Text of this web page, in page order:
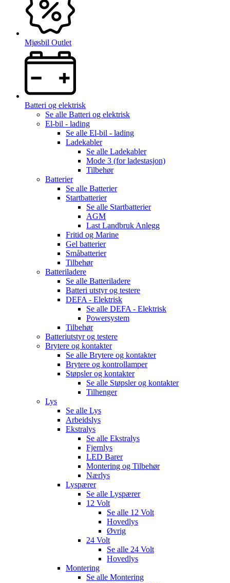
Mjøsbil Outlet
Batteri og elektrisk
Se alle Batteri og elektrisk
El-bil - lading
Se alle El-bil - lading
Ladekabler
Se alle Ladekabler
Mode 3 (for ladestasjon)
Tilbehør
Batterier
Se alle Batterier
Startbatterier
Se alle Startbatterier
AGM
Last Landbruk Anlegg
Fritid og Marine
Gel batterier
Småbatterier
Tilbehør
Batteriladere
Se alle Batteriladere
Batteri utstyr og testere
DEFA - Elektrisk
Se alle DEFA - Elektrisk
Powersystem
Tilbehør
Batteriutstyr og testere
Brytere og kontakter
Se alle Brytere og kontakter
Brytere og kontrollamper
Støpsler og kontakter
Se alle Støpsler og kontakter
Tilhenger
Lys
Se alle Lys
Arbeidslys
Ekstralys
Se alle Ekstralys
Fjernlys
LED Barer
Montering og Tilbehør
Nærlys
Lyspærer
Se alle Lyspærer
12 Volt
Se alle 12 Volt
Hovedlys
Øvrig
24 Volt
Se alle 24 Volt
Hovedlys
Montering
Se alle Montering